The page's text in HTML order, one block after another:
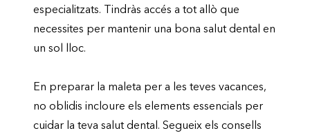
especialitzats. Tindràs accés a tot allò que
necessites per mantenir una bona salut dental en
un sol lloc.
En preparar la maleta per a les teves vacances,
no oblidis incloure els elements essencials per
cuidar la teva salut dental. Segueix els consells